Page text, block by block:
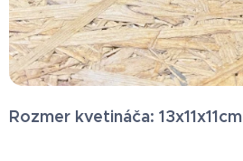
Rozmer kvetináča: 13x11x11cm